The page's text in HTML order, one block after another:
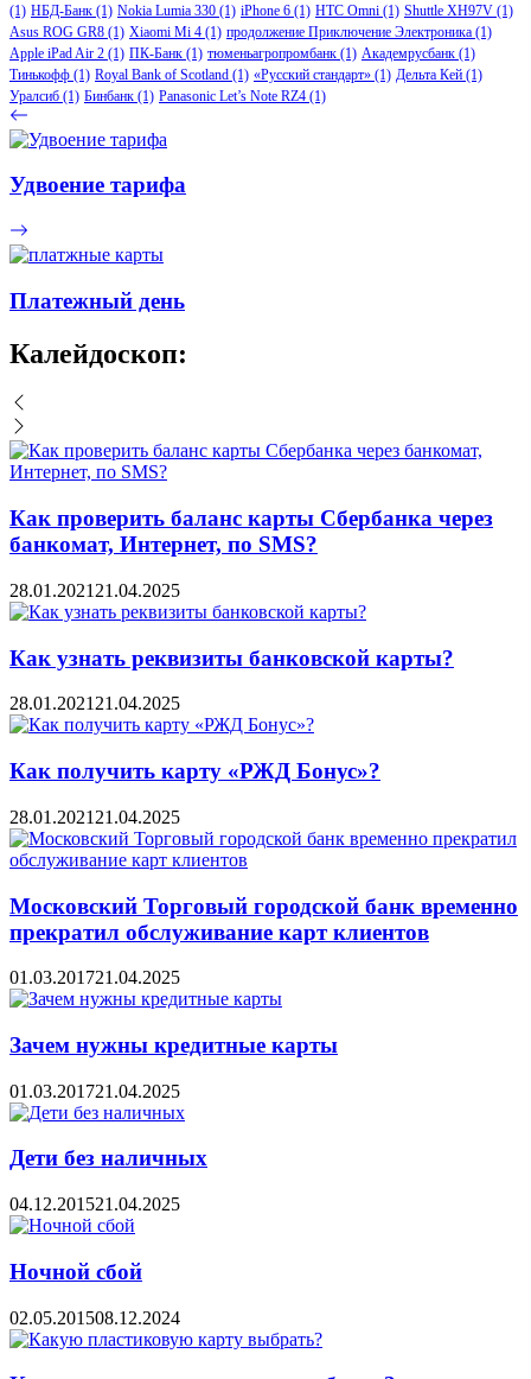
(1) НБД-Банк (1) Nokia Lumia 330 (1) iPhone 6 (1) HTC Omni (1) Shuttle XH97V (1)
Asus ROG GR8 (1) Xiaomi Mi 4 (1) продолжение Приключение Электроника (1)
Apple iPad Air 2 (1) ПК-Банк (1) тюменьагропромбанк (1) Академрусбанк (1)
Тинькофф (1) Royal Bank of Scotland (1) «Русский стандарт» (1) Дельта Кей (1)
Уралсиб (1) Бинбанк (1) Panasonic Let’s Note RZ4 (1)
Удвоение тарифа
Платежный день
Калейдоскоп:
Как проверить баланс карты Сбербанка через
банкомат, Интернет, по SMS?
28.01.2021 21.04.2025
Как узнать реквизиты банковской карты?
28.01.2021 21.04.2025
Как получить карту «РЖД Бонус»?
28.01.2021 21.04.2025
Московский Торговый городской банк временно
прекратил обслуживание карт клиентов
01.03.201721.04.2025
Зачем нужны кредитные карты
01.03.201721.04.2025
Дети без наличных
04.12.201521.04.2025
Ночной сбой
02.05.201508.12.2024